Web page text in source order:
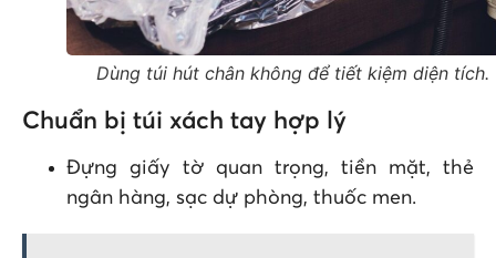
Dùng túi hút chân không để tiết kiệm diện tích.
Chuẩn bị túi xách tay hợp lý
Đựng giấy tờ quan trọng, tiền mặt, thẻ
ngân hàng, sạc dự phòng, thuốc men.